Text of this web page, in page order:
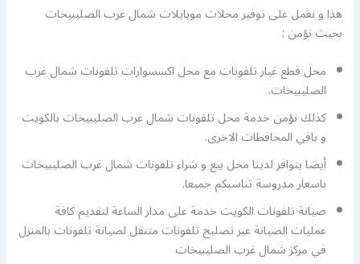
هذا و نعمل على توفير محلات موبايلات شمال غرب الصليبيخات
بحيث نؤمن :
محل قطع غيار تلفونات مع محل اكسسوارات تلفونات شمال غرب
الصليبيخات.
كذلك نؤمن خدمة محل تلفونات شمال غرب الصليبيخات بالكويت
و باقي المحافطات الاخرى.
أيضا يتوافر لدينا محل بيع و شراء تلفونات شمال غرب الصليبيخات
باسعار مدروسة تناسبكم جميعا.
صيانة تلفونات الكويت خدمة على مدار الساعة لتقديم كافة
عمليات الصيانة عبر تصليح تلفونات متنقل لصيانة تلفونات بالمنزل
في مركز شمال غرب الصليبيخات